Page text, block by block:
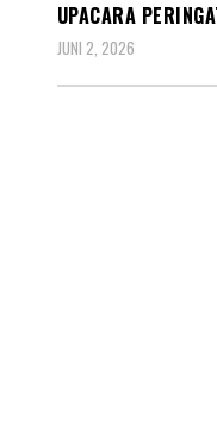
UPACARA
JUNI 2, 2026